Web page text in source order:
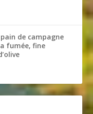
de campagne
fumée, fine